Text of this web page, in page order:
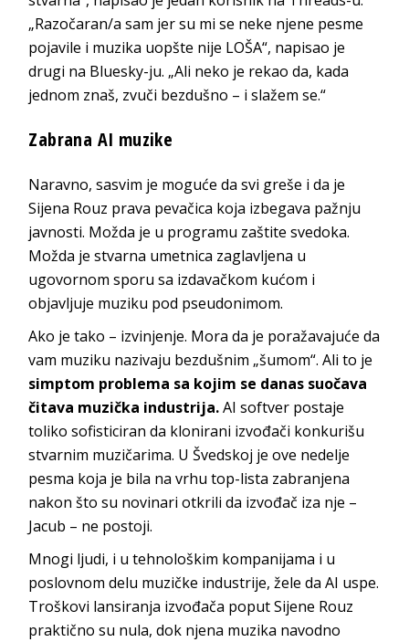
„Razočaran/a sam jer su mi se neke njene pesme
pojavile i muzika uopšte nije LOŠA“, napisao je
drugi na Bluesky-ju. „Ali neko je rekao da, kada
jednom znaš, zvuči bezdušno – i slažem se.“
Zabrana AI muzike
Naravno, sasvim je moguće da svi greše i da je
Sijena Rouz prava pevačica koja izbegava pažnju
javnosti. Možda je u programu zaštite svedoka.
Možda je stvarna umetnica zaglavljena u
ugovornom sporu sa izdavačkom kućom i
objavljuje muziku pod pseudonimom.
Ako je tako – izvinjenje. Mora da je poražavajuće da
vam muziku nazivaju bezdušnim „šumom“. Ali to je
simptom problema sa kojim se danas suočava
čitava muzička industrija.AI softver postaje
toliko sofisticiran da klonirani izvođači konkurišu
stvarnim muzičarima. U Švedskoj je ove nedelje
pesma koja je bila na vrhu top-lista zabranjena
nakon što su novinari otkrili da izvođač iza nje –
Jacub – ne postoji.
Mnogi ljudi, i u tehnološkim kompanijama i u
poslovnom delu muzičke industrije, žele da AI uspe.
Troškovi lansiranja izvođača poput Sijene Rouz
praktično su nula, dok njena muzika navodno